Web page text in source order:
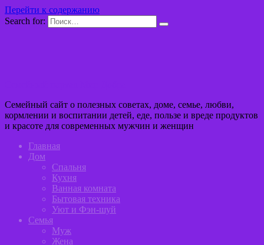
Перейти к содержанию
Search for:
Семейный сайт о полезных советах, доме, семье, любви,
кормлении и воспитании детей, еде, пользе и вреде продуктов
и красоте для современных мужчин и женщин
Главная
Дом
Спальня
Кухня
Ванная комната
Бытовая техника
Уют и Фэн-шуй
Семья
Муж
Жена